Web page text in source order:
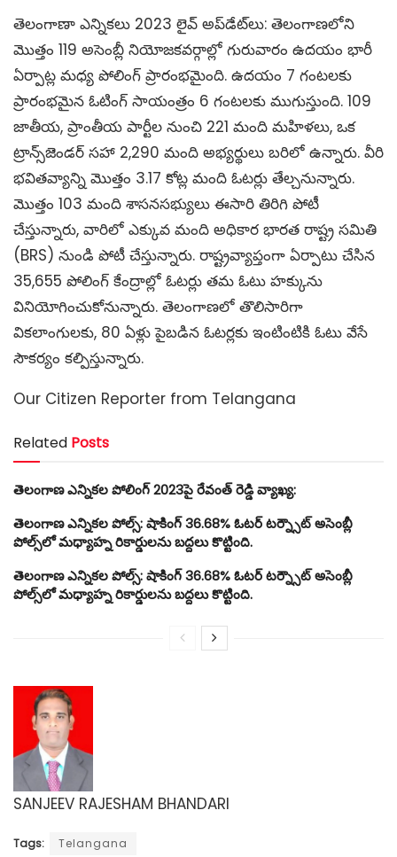
తెలంగాణా ఎన్నికలు 2023 లైవ్ అప్‌డేట్‌లు: తెలంగాణలోని
మొత్తం 119 అసెంబ్లీ నియోజకవర్గాల్లో గురువారం ఉదయం భారీ
ఏర్పాట్ల మధ్య పోలింగ్ ప్రారంభమైంది. ఉదయం 7 గంటలకు
ప్రారంభమైన ఓటింగ్‌ సాయంత్రం 6 గంటలకు ముగుస్తుంది. 109
జాతీయ, ప్రాంతీయ పార్టీల నుంచి 221 మంది మహిళలు, ఒక
ట్రాన్స్‌జెండర్ సహా 2,290 మంది అభ్యర్థులు బరిలో ఉన్నారు. వీరి
భవితవ్యాన్ని మొత్తం 3.17 కోట్ల మంది ఓటర్లు తేల్చనున్నారు.
మొత్తం 103 మంది శాసనసభ్యులు ఈసారి తిరిగి పోటీ
చేస్తున్నారు, వారిలో ఎక్కువ మంది అధికార భారత రాష్ట్ర సమితి
(BRS) నుండి పోటీ చేస్తున్నారు. రాష్ట్రవ్యాప్తంగా ఏర్పాటు చేసిన
35,655 పోలింగ్‌ కేంద్రాల్లో ఓటర్లు తమ ఓటు హక్కును
వినియోగించుకోనున్నారు. తెలంగాణలో తొలిసారిగా
వికలాంగులకు, 80 ఏళ్లు పైబడిన ఓటర్లకు ఇంటింటికి ఓటు వేసే
సౌకర్యం కల్పిస్తున్నారు.
Our Citizen Reporter from Telangana
Related Posts
తెలంగాణ ఎన్నికల పోలింగ్ 2023పై రేవంత్ రెడ్డి వ్యాఖ్య:
తెలంగాణ ఎన్నికల పోల్స్: షాకింగ్ 36.68% ఓటర్ టర్న్సౌట్ అసెంబ్లీ
పోల్స్‌లో మధ్యాహ్న రికార్డులను బద్దలు కొట్టింది.
తెలంగాణ ఎన్నికల పోల్స్: షాకింగ్ 36.68% ఓటర్ టర్న్సౌట్ అసెంబ్లీ
పోల్స్‌లో మధ్యాహ్న రికార్డులను బద్దలు కొట్టింది.
SANJEEV RAJESHAM BHANDARI
Tags: Telangana